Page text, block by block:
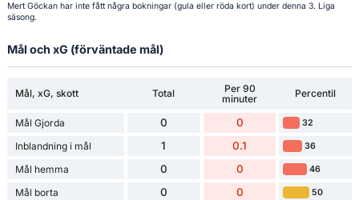
Mert Göckan har inte fått några bokningar (gula eller röda kort) under denna 3. Liga
säsong.
Mål och xG (förväntade mål)
Mål, xG, skott Total
Per 90
minuter
Percentil
Mål Gjorda 0 0 32
Inblandning i mål 1 0.1 36
Mål hemma 0 0 46
Mål borta 0 0 50